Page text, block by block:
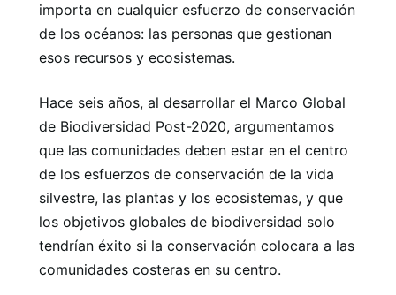
importa en cualquier esfuerzo de conservación
de los océanos: las personas que gestionan
esos recursos y ecosistemas.
Hace seis años, al desarrollar el Marco Global
de Biodiversidad Post-2020, argumentamos
que las comunidades deben estar en el centro
de los esfuerzos de conservación de la vida
silvestre, las plantas y los ecosistemas, y que
los objetivos globales de biodiversidad solo
tendrían éxito si la conservación colocara a las
comunidades costeras en su centro.